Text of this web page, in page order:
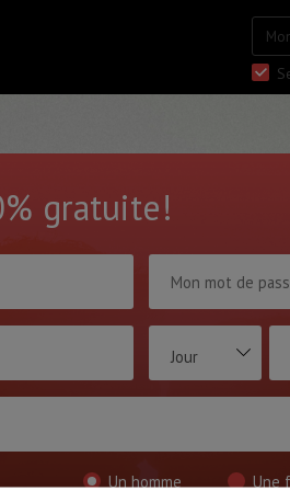
gratuite!
Jour
Un homme Une